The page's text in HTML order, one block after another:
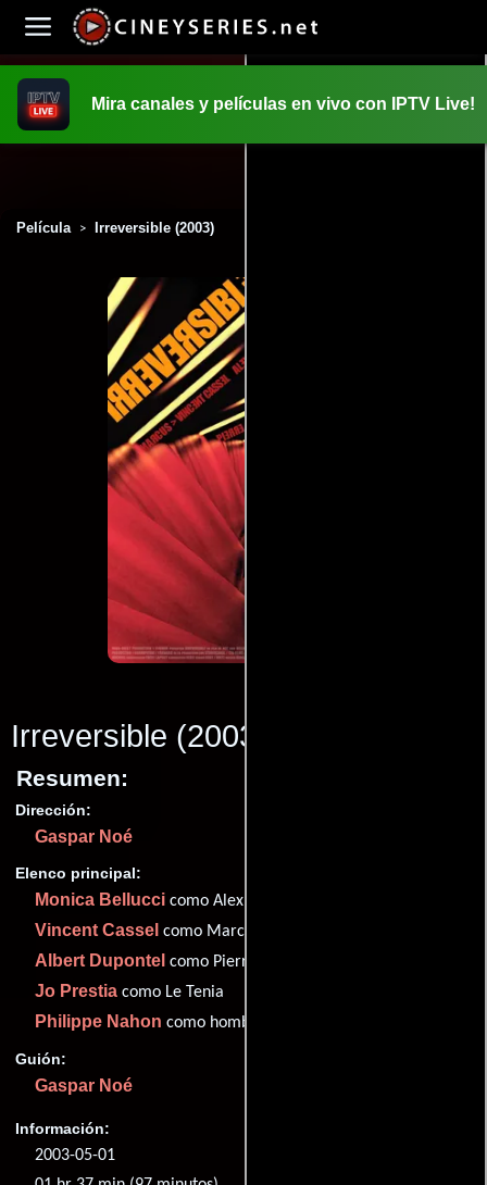
Mira canales y películas en vivo con IPTV Live!
Película > Irreversible (2003)
Irreversible (2003)
Resumen:
Dirección:
Gaspar Noé
Elenco principal:
Monica Bellucci como Alex
Vincent Cassel como Marcus
Albert Dupontel como Pierre
Jo Prestia como Le Tenia
Philippe Nahon como hombre
Guión:
Gaspar Noé
Información:
2003-05-01